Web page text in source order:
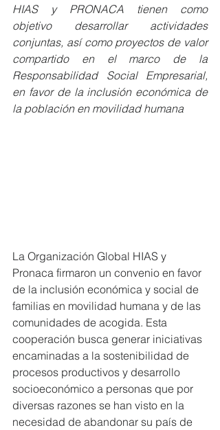
HIAS y PRONACA tienen como
objetivo desarrollar actividades
conjuntas, así como proyectos de valor
compartido en el marco de la
Responsabilidad Social Empresarial,
en favor de la inclusión económica de
la población en movilidad humana
La Organización Global HIAS y
Pronaca firmaron un convenio en favor
de la inclusión económica y social de
familias en movilidad humana y de las
comunidades de acogida. Esta
cooperación busca generar iniciativas
encaminadas a la sostenibilidad de
procesos productivos y desarrollo
socioeconómico a personas que por
diversas razones se han visto en la
necesidad de abandonar su país de